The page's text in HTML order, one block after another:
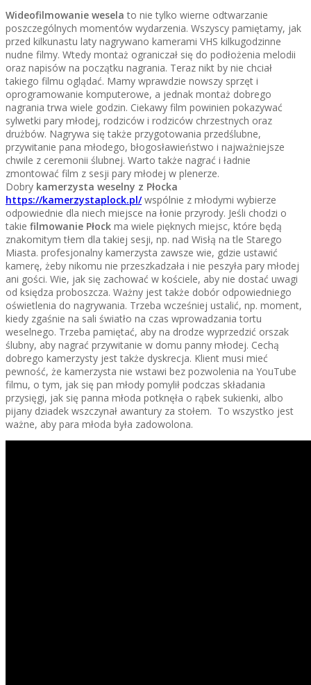
Wideofilmowanie wesela to nie tylko wierne odtwarzanie
poszczególnych momentów wydarzenia. Wszyscy pamiętamy, jak
przed kilkunastu laty nagrywano kamerami VHS kilkugodzinne
nudne filmy. Wtedy montaż ograniczał się do podłożenia melodii
oraz napisów na początku nagrania. Teraz nikt by nie chciał
takiego filmu oglądać. Mamy wprawdzie nowszy sprzęt i
oprogramowanie komputerowe, a jednak montaż dobrego
nagrania trwa wiele godzin. Ciekawy film powinien pokazywać
sylwetki pary młodej, rodziców i rodziców chrzestnych oraz
drużbów. Nagrywa się także przygotowania przedślubne,
przywitanie pana młodego, błogosławieństwo i najważniejsze
chwile z ceremonii ślubnej. Warto także nagrać i ładnie
zmontować film z sesji pary młodej w plenerze.
Dobry kamerzysta weselny z Płocka
https://kamerzystaplock.pl/wspólnie z młodymi wybierze
odpowiednie dla niech miejsce na łonie przyrody. Jeśli chodzi o
takie filmowanie Płock ma wiele pięknych miejsc, które będą
znakomitym tłem dla takiej sesji, np. nad Wisłą na tle Starego
Miasta. profesjonalny kamerzysta zawsze wie, gdzie ustawić
kamerę, żeby nikomu nie przeszkadzała i nie peszyła pary młodej
ani gości. Wie, jak się zachować w kościele, aby nie dostać uwagi
od księdza proboszcza. Ważny jest także dobór odpowiedniego
oświetlenia do nagrywania. Trzeba wcześniej ustalić, np. moment,
kiedy zgaśnie na sali światło na czas wprowadzania tortu
weselnego. Trzeba pamiętać, aby na drodze wyprzedzić orszak
ślubny, aby nagrać przywitanie w domu panny młodej. Cechą
dobrego kamerzysty jest także dyskrecja. Klient musi mieć
pewność, że kamerzysta nie wstawi bez pozwolenia na YouTube
filmu, o tym, jak się pan młody pomylił podczas składania
przysięgi, jak się panna młoda potknęła o rąbek sukienki, albo
pijany dziadek wszczynał awantury za stołem. To wszystko jest
ważne, aby para młoda była zadowolona.